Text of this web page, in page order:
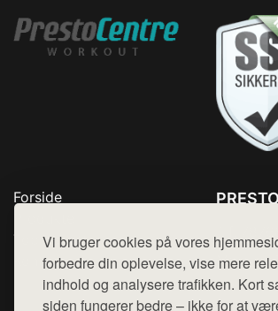
Vi bruger cookies på vores
forbedre din oplevelse, vise mere
indhold og analysere trafikken. Kort
siden fungerer bedre – ikke for at
Forside
Top Rabatter
Kontakt
Mail:
Cookie-